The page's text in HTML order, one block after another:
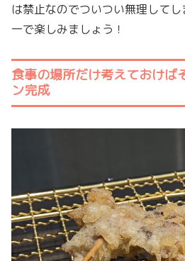
は禁止なのでついつい無理して
一で楽しみましょう！
食事の場所だけ考えておけば
ン完成